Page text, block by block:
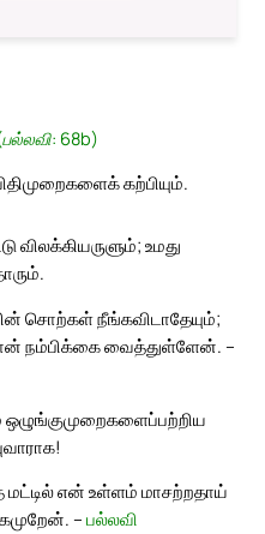
68b)
கற்பியும்.
உமது
சொற்கள் நீங்கவிடாதேயும்;
நம்பிக்கை வைத்துள்ளேன். –
என் உள்ளம் மாசற்றதாய்
– பல்லவி